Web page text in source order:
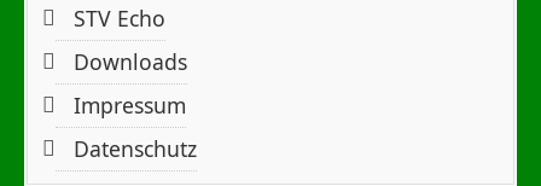
STV Echo
Downloads
Impressum
Datenschutz